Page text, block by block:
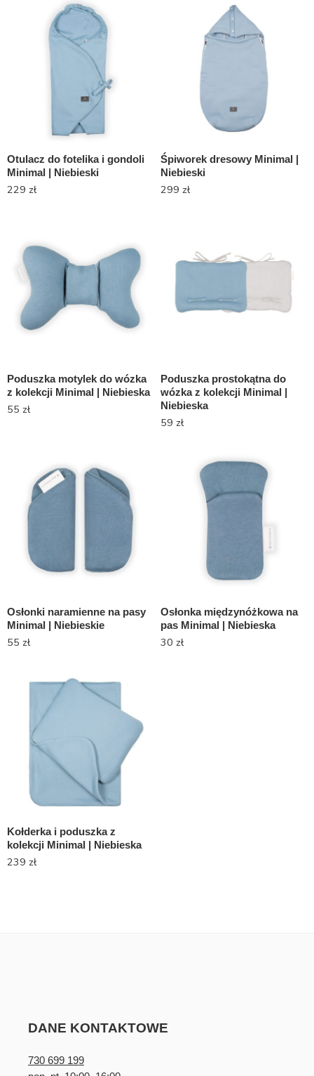
Otulacz do fotelika i gondoli
Minimal | Niebieski
229 zł
Śpiworek dresowy Minimal |
Niebieski
299 zł
Poduszka motylek do wózka
z kolekcji Minimal | Niebieska
55 zł
Poduszka prostokątna do
wózka z kolekcji Minimal |
Niebieska
59 zł
Osłonki naramienne na pasy
Minimal | Niebieskie
55 zł
Osłonka międzynóżkowa na
pas Minimal | Niebieska
30 zł
Kołderka i poduszka z
kolekcji Minimal | Niebieska
239 zł
DANE KONTAKTOWE
730 699 199